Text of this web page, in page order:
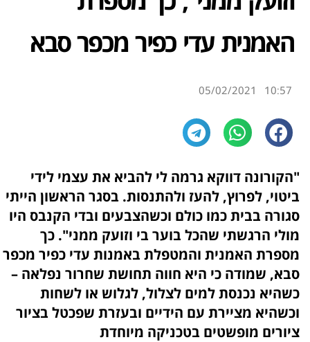
האמנית עדי כפיר מכפר סבא
10:57
05/02/2021
"הקורונה דווקא גרמה לי להביא את עצמי לידי
ביטוי, לפרוץ, להעז ולהתנסות. בסגר הראשון הייתי
סגורה בבית כמו כולם וכשהצבעים ובדי הקנבס היו
מולי הרגשתי שהכל בוער בי וזועק ממני". כך
מספרת האמנית והמטפלת באמנות עדי כפיר מכפר
סבא, שמודה כי היא חווה תחושת שחרור נפלאה –
כשהיא נכנסת למים לצלול, לגלוש או לשחות
וכשהיא מציירת עם הידיים ובעזרת שפכטל בציור
ציורים מופשטים בטכניקה מיוחדת